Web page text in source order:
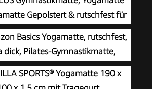
Ideal als Gymnastikmatte,
Jogamatte - Yoga
Gepolstert & rutschfest für
Pilates & Gymnastik mit
Basics Yogamatte, rutschfest,
dick, Pilates-Gymnastikmatte,
61 x 1 cm, Schwarz
SPORTS® Yogamatte 190 x